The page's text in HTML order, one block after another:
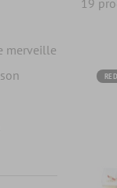
merveille
19